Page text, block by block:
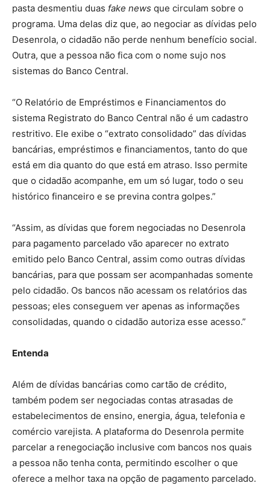
pasta desmentiu duas fake news que circulam sobre o
programa. Uma delas diz que, ao negociar as dívidas pelo
Desenrola, o cidadão não perde nenhum benefício social.
Outra, que a pessoa não fica com o nome sujo nos
sistemas do Banco Central.
“O Relatório de Empréstimos e Financiamentos do
sistema Registrato do Banco Central não é um cadastro
restritivo. Ele exibe o “extrato consolidado” das dívidas
bancárias, empréstimos e financiamentos, tanto do que
está em dia quanto do que está em atraso. Isso permite
que o cidadão acompanhe, em um só lugar, todo o seu
histórico financeiro e se previna contra golpes.”
“Assim, as dívidas que forem negociadas no Desenrola
para pagamento parcelado vão aparecer no extrato
emitido pelo Banco Central, assim como outras dívidas
bancárias, para que possam ser acompanhadas somente
pelo cidadão. Os bancos não acessam os relatórios das
pessoas; eles conseguem ver apenas as informações
consolidadas, quando o cidadão autoriza esse acesso.”
Entenda
Além de dívidas bancárias como cartão de crédito,
também podem ser negociadas contas atrasadas de
estabelecimentos de ensino, energia, água, telefonia e
comércio varejista. A plataforma do Desenrola permite
parcelar a renegociação inclusive com bancos nos quais
a pessoa não tenha conta, permitindo escolher o que
oferece a melhor taxa na opção de pagamento parcelado.